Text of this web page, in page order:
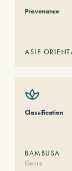
Provenance
ASIE
Classification
BAMBUSA
Genre